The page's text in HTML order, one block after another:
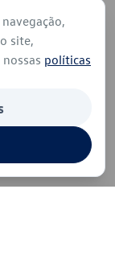
site,
políticas